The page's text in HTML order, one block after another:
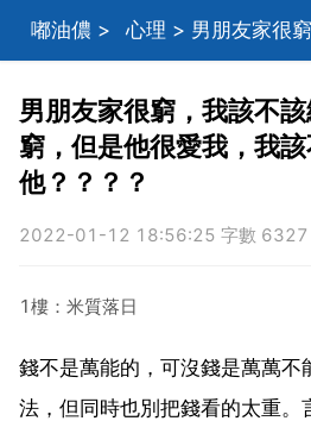
嘟油儂 > 心理 > 男朋友家很
友家很窮，但是他很愛我，我該
男朋友家很窮，我該不
窮，但是他很愛我，我
他？？？？
2022-01-12 18:56:25 字數 6327
1樓：米質落日
錢不是萬能的，可沒錢是萬萬不
法，但同時也別把錢看的太重。